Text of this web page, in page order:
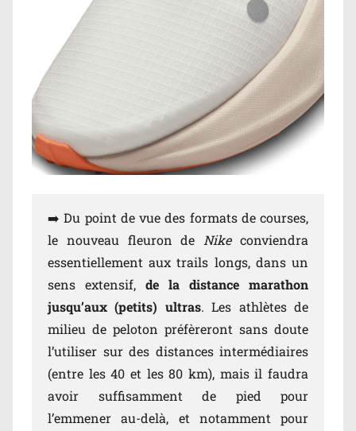
➡️ Du point de vue des formats de courses,
le nouveau fleuron de Nikeconviendra
essentiellement aux trails longs, dans un
sens extensif, de la distance marathon
jusqu’aux (petits) ultras. Les athlètes de
milieu de peloton préfèreront sans doute
l’utiliser sur des distances intermédiaires
(entre les 40 et les 80 km), mais il faudra
avoir suffisamment de pied pour
l’emmener au-delà, et notamment pour